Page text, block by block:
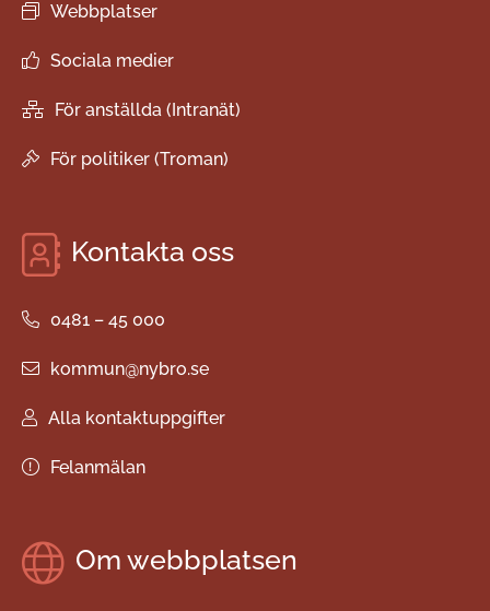
Webbplatser
Sociala medier
För anställda (Intranät)
För politiker (Troman)
Kontakta oss
0481 – 45 000
kommun@nybro.se
Alla kontaktuppgifter
Felanmälan
Om webbplatsen